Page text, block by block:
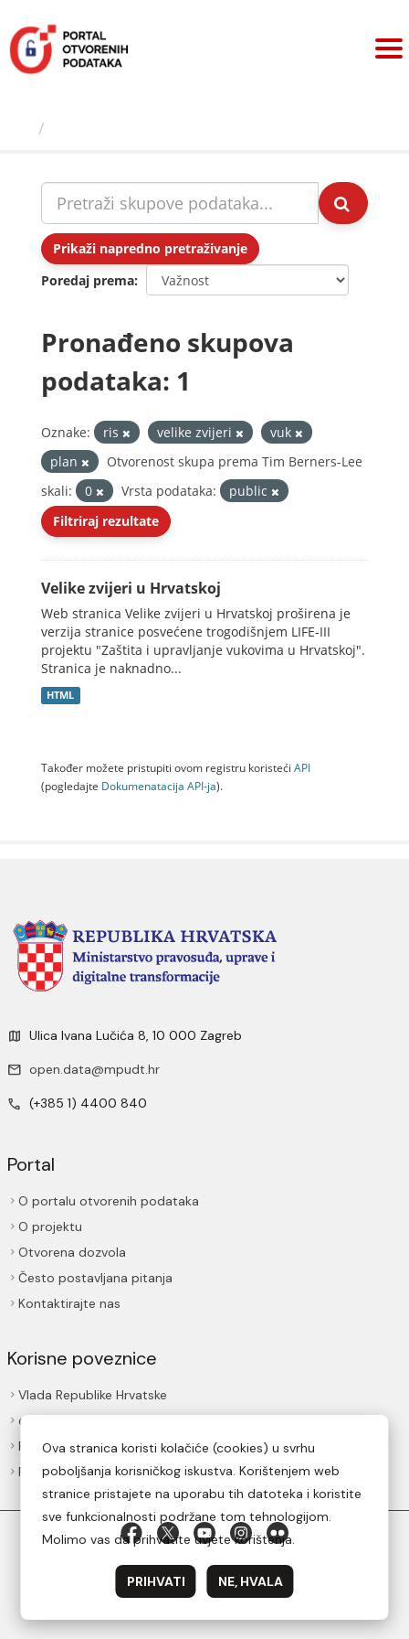
sadržaj
Prikaži napredno pretraživanje
Poredaj prema
Pronađeno skupova
podataka: 1
Oznake: ris velike zvijeri
vuk
plan
Otvorenost skupa prema Tim Berners-Lee
skali:
0 Vrsta podataka:
public
Filtriraj rezultate
Velike zvijeri u Hrvatskoj
Web stranica Velike zvijeri u Hrvatskoj proširena je
verzija stranice posvećene trogodišnjem LIFE-III
projektu "Zaštita i upravljanje vukovima u Hrvatskoj".
Stranica je naknadno...
HTML
Također možete pristupiti ovom registru koristeći API
(pogledajte Dokumenаtаcijа API-jа).